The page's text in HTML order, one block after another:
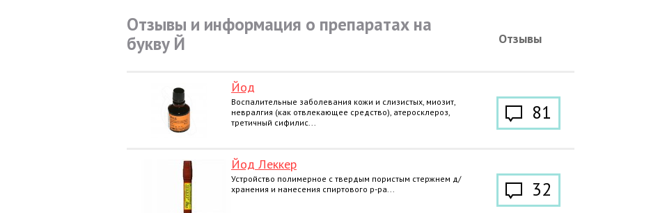
Отзывы и информация о препаратах на
букву Й
Йод
Отзывы
81
Воспалительные заболевания кожи и слизистых, миозит,
невралгия (как отвлекающее средство), атеросклероз,
третичный сифилис...
Йод Леккер
32
Устройство полимерное с твердым пористым стержнем д/
хранения и нанесения спиртового р-ра...